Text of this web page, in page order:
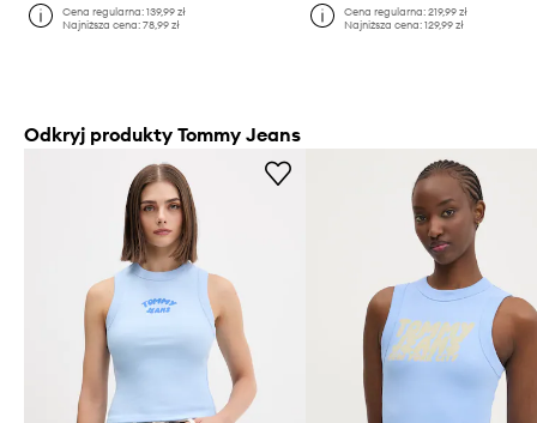
Cena regularna:139,99 zł
Najniższa cena:78,99 zł
Cena regularna: 219,99 zł
Najniższa cena: 129,99 zł
Odkryj produkty Tommy Jeans